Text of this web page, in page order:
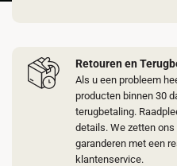
Retouren en
Als u een probleem
producten binnen 30
terugbetaling.
details. We zetten
garanderen met een
klantenservice.